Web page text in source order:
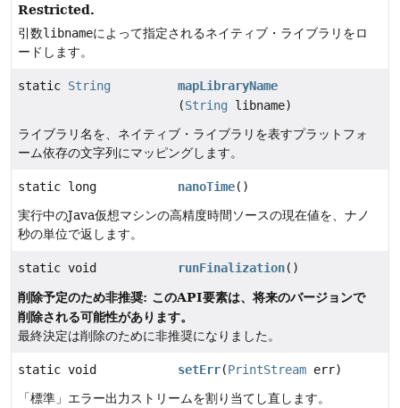
Restricted.
引数libnameによって指定されるネイティブ・ライブラリをロ
ードします。
static String
mapLibraryName
(String libname)
ライブラリ名を、ネイティブ・ライブラリを表すプラットフォ
ーム依存の文字列にマッピングします。
static long nanoTime()
実行中のJava仮想マシンの高精度時間ソースの現在値を、ナノ
秒の単位で返します。
static void runFinalization()
削除予定のため非推奨: このAPI要素は、将来のバージョンで
削除される可能性があります。
最終決定は削除のために非推奨になりました。
static void setErr(PrintStream err)
「標準」エラー出力ストリームを割り当てし直します。